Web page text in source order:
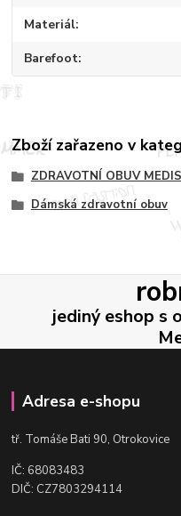
Materiál
Barefoot
Zboží zařazeno v
ZDRAVOTNÍ OBUV
Dámská zdravotní obuv
jediný eshop s
Adresa e-shopu
tř. Tomáše Bati 90, Otrokovice
IČ: 68083483
DIČ: CZ7803294114